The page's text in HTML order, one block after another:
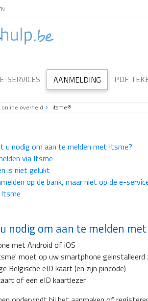
E-SERVICES AANMELDING PDF
overheid itsme®
u nodig om aan te melden met Itsme?
via Itsme
is niet gelukt
op de bank, maar niet op de e-
nodig om aan te melden
met Android of iOS
moet op uw smartphone geinstalleerd
Belgische eID kaart (en zijn pincode)
of een eID kaartlezer